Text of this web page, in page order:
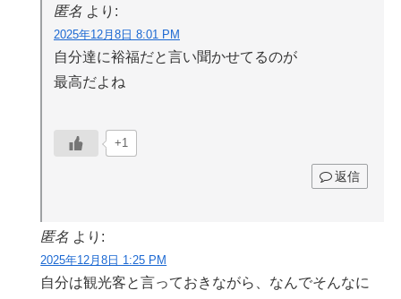
匿名 より:
2025年12月8日 8:01 PM
自分達に裕福だと言い聞かせてるのが
最高だよね
+1
返信
匿名 より:
2025年12月8日 1:25 PM
自分は観光客と言っておきながら、なんでそんなに